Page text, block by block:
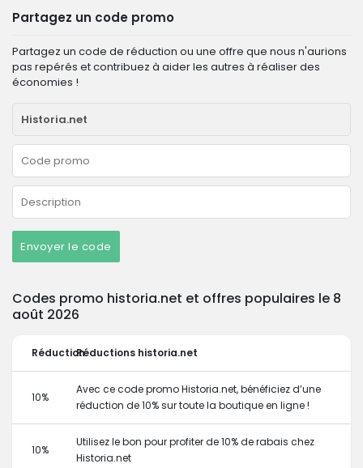
Partagez un code promo
Partagez un code de réduction ou une offre que nous n'aurions
pas repérés et contribuez à aider les autres à réaliser des
économies !
Envoyer le code
Codes promo historia.net et offres populaires le 8
août 2026
RéductionRéductions historia.net
10%
Avec ce code promo Historia.net, bénéficiez d’une
réduction de 10% sur toute la boutique en ligne !
10%
Utilisez le bon pour profiter de 10% de rabais chez
Historia.net